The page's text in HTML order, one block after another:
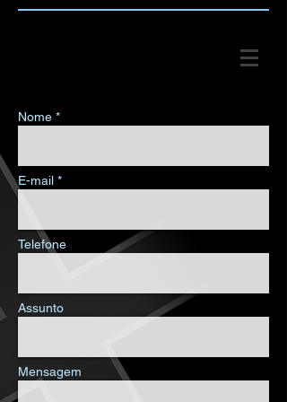
Nome *
E-mail *
Telefone
Assunto
Mensagem